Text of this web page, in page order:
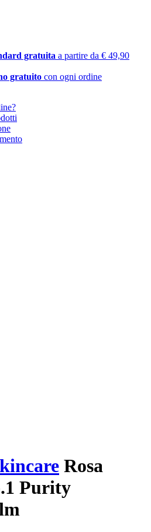
gratuita a partire da € 49,90
gratuito con ogni ordine
Rosa
Purity